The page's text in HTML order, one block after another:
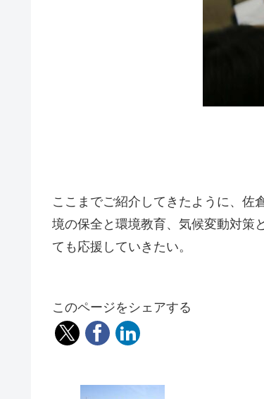
ここまでご紹介してきたように、佐
境の保全と環境教育、気候変動対策
ても応援していきたい。
このページをシェアする